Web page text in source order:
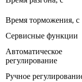
Время торможения, с
Сервисные функции
Автоматическое
регулирование
Ручное